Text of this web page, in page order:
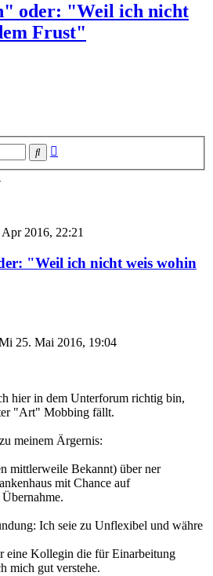
oder: "Weil ich nicht
Frust"
Suche
2016, 22:21
"Weil ich nicht weis wohin
25. Mai 2016, 19:04
hier in dem Unterforum richtig bin,
"Art" Mobbing fällt.
meinem Ärgernis:
mittlerweile Bekannt) über ner
mit Chance auf
Ich seie zu Unflexibel und währe
eine Kollegin die für Einarbeitung
mich gut verstehe.